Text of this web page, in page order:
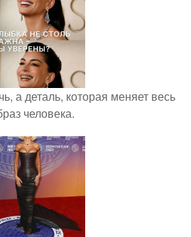
а деталь, которая меняет весь
человека.